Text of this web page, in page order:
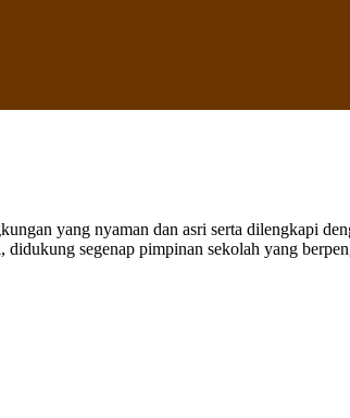
yang nyaman dan asri serta dilengkapi
segenap pimpinan sekolah yang